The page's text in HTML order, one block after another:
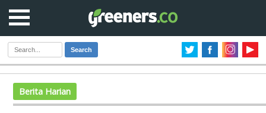
Search
Berita Harian